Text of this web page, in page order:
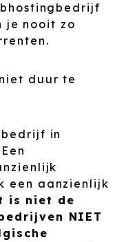
je nooit zo
duur te
in
een aanzienlijk
is niet de
NIET